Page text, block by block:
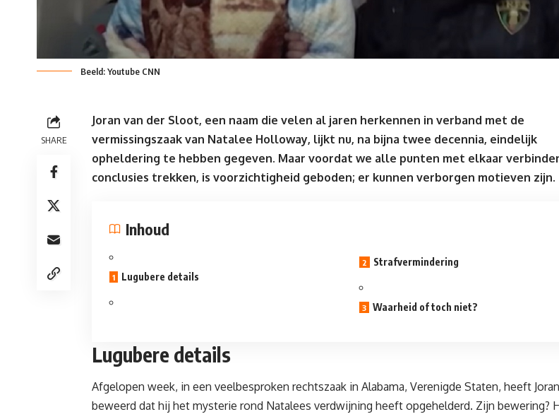
Beeld: Youtube CNN
SHARE
Joran van der Sloot, een naam die velen al jaren herkennen in verband met de
vermissingszaak van Natalee Holloway, lijkt nu, na bijna twee decennia, eindelijk
opheldering te hebben gegeven. Maar voordat we alle punten met elkaar
conclusies trekken, is voorzichtigheid geboden; er kunnen verborgen motieven zijn.
Inhoud
Lugubere details
Strafvermindering
Waarheid of toch niet?
Lugubere details
Afgelopen week, in een veelbesproken rechtszaak in Alabama, Verenigde Staten, heeft Joran
beweerd dat hij het mysterie rond Natalees verdwijning heeft opgehelderd. Zijn bewering?